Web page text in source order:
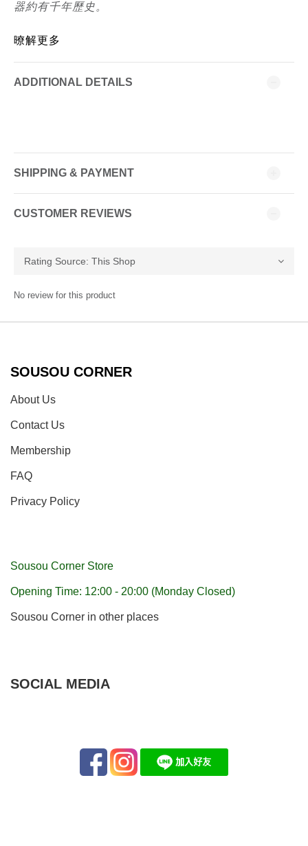
器約有千年歷史。
暸解更多
ADDITIONAL DETAILS
SHIPPING & PAYMENT
CUSTOMER REVIEWS
No review for this product
SOUSOU CORNER
About Us
Contact Us
Membership
FAQ
Privacy Policy
Sousou Corner Store
Opening Time: 12:00 - 20:00 (Monday Closed)
Sousou Corner in other places
SOCIAL MEDIA